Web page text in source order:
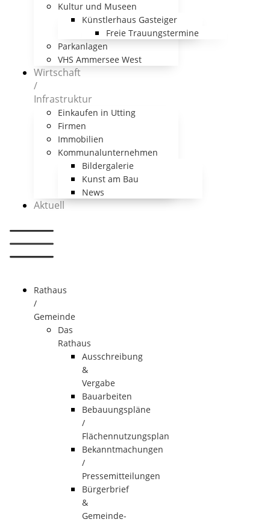
Kultur und Museen
Künstlerhaus Gasteiger
Freie Trauungstermine
Parkanlagen
VHS Ammersee West
Wirtschaft
/
Infrastruktur
Einkaufen in Utting
Firmen
Immobilien
Kommunalunternehmen
Bildergalerie
Kunst am Bau
News
Aktuell
Rathaus
/
Gemeinde
Das
Rathaus
Ausschreibung
&
Vergabe
Bauarbeiten
Bebauungspläne
/
Flächennutzungsplan
Bekanntmachungen
/
Pressemitteilungen
Bürgerbrief
&
Gemeinde-